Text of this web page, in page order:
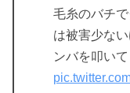
毛糸のバチ
は被害少な
ンバを叩い